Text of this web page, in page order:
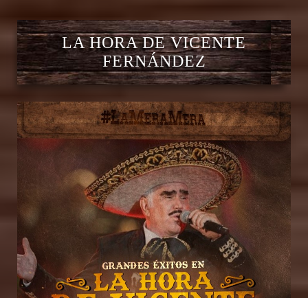
LA HORA DE VICENTE
FERNÁNDEZ